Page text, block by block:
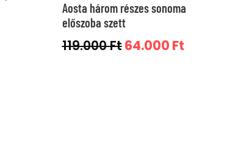
Aosta három részes sonoma
előszoba szett
119.000FtOriginal
64.000 FtCurrent